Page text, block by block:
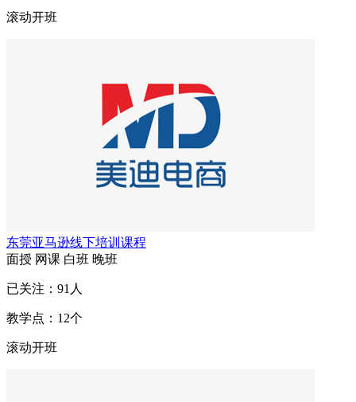
滚动开班
东莞亚马逊线下培训课程
面授 网课 白班 晚班
已关注： 91 人
教学点： 12个
滚动开班